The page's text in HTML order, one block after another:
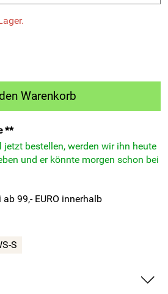
Warenkorb
**
jetzt bestellen, werden wir ihn heute
und er könnte morgen schon bei
99,- EURO innerhalb
S